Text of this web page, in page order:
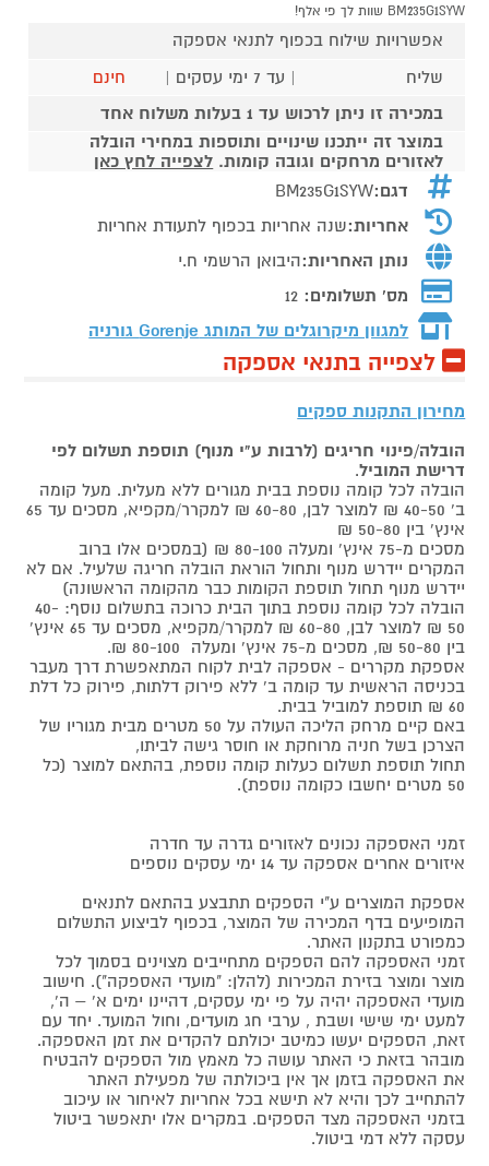
BM235G1SYW שוות לך פי אלף!
אפשרויות שילוח בכפוף לתנאי אספקה
שליח
| עד 7 ימי עסקים |
חינם
במכירה זו ניתן לרכוש עד 1 בעלות משלוח אחד
במוצר זה ייתכנו שינויים ותוספות במחירי הובלה
לאזורים מרחקים וגובה קומות. לצפייה לחץ כאן
דגם:BM235G1SYW
אחריות:שנה אחריות בכפוף לתעודת אחריות
נותן האחריות:היבואן הרשמי ח.י
מס' תשלומים: 12
למגוון מיקרוגלים של המותג Gorenje גורניה
לצפייה בתנאי אספקה
מחירון התקנות ספקים
הובלה/פינוי חריגים (לרבות ע"י מנוף) תוספת תשלום לפי
דרישת המוביל.
הובלה לכל קומה נוספת בבית מגורים ללא מעלית. מעל קומה
ב' 40-50 ₪ למוצר לבן, 60-80 ₪ למקרר/מקפיא, מסכים עד 65
אינץ' בין 50-80 ₪
מסכים מ-75 אינץ' ומעלה 80-100 ₪ (במסכים אלו ברוב
המקרים יידרש מנוף ותחול הוראת הובלה חריגה שלעיל. אם לא
יידרש מנוף תחול תוספת הקומות כבר מהקומה הראשונה)
הובלה לכל קומה נוספת בתוך הבית כרוכה בתשלום נוסף: 40-
50 ₪ למוצר לבן, 60-80 ₪ למקרר/מקפיא, מסכים עד 65 אינץ'
בין 50-80 ₪, מסכים מ-75 אינץ' ומעלה 80-100 ₪.
אספקת מקררים - אספקה לבית לקוח המתאפשרת דרך מעבר
בכניסה הראשית עד קומה ב' ללא פירוק דלתות, פירוק כל דלת
60 ₪ תוספת למוביל בבית.
באם קיים מרחק הליכה העולה על 50 מטרים מבית מגוריו של
הצרכן בשל חניה מרוחקת או חוסר גישה לביתו,
תחול תוספת תשלום כעלות קומה נוספת, בהתאם למוצר (כל
50 מטרים יחשבו כקומה נוספת).
זמני האספקה נכונים לאזורים גדרה עד חדרה
איזורים אחרים אספקה עד 14 ימי עסקים נוספים
אספקת המוצרים ע"י הספקים תתבצע בהתאם לתנאים
המופיעים בדף המכירה של המוצר, בכפוף לביצוע התשלום
כמפורט בתקנון האתר.
זמני האספקה להם הספקים מתחייבים מצוינים בסמוך לכל
מוצר ומוצר בזירת המכירות (להלן: "מועדי האספקה"). חישוב
מועדי האספקה יהיה על פי ימי עסקים, דהיינו ימים א' – ה',
למעט ימי שישי ושבת , ערבי חג מועדים, וחול המועד. יחד עם
זאת, הספקים יעשו כמיטב יכולתם להקדים את זמן האספקה.
מובהר בזאת כי האתר עושה כל מאמץ מול הספקים להבטיח
את האספקה בזמן אך אין ביכולתה של מפעילת האתר
להתחייב לכך והיא לא תישא בכל אחריות לאיחור או עיכוב
בזמני האספקה מצד הספקים. במקרים אלו יתאפשר ביטול
עסקה ללא דמי ביטול.